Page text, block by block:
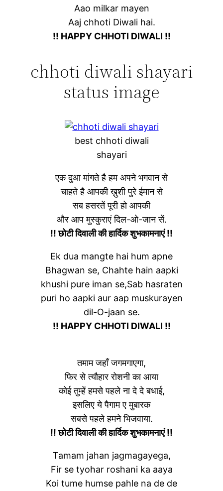
Aao milkar mayen
Aaj chhoti Diwali hai.
!! HAPPY CHHOTI DIWALI !!
chhoti diwali shayari
status image
best chhoti diwali
shayari
एक दुआ मांगते है हम अपने भगवान से
चाहते है आपकी ख़ुशी पुरे ईमान से
सब हसरतें पूरी हो आपकी
और आप मुस्कुराएं दिल-ओ-जान सें.
!! छोटी दिवाली की हार्दिक शुभकामनाएं !!
Ek dua mangte hai hum apne
Bhagwan se, Chahte hain aapki
khushi pure iman se,Sab hasraten
puri ho aapki aur aap muskurayen
dil-O-jaan se.
!! HAPPY CHHOTI DIWALI !!
तमाम जहाँ जगमगाएगा,
फिर से त्यौहार रोशनी का आया
कोई तुम्हें हमसे पहले ना दे दे बधाई,
इसलिए ये पैगाम ए मुबारक
सबसे पहले हमने भिजवाया.
!! छोटी दिवाली की हार्दिक शुभकामनाएं !!
Tamam jahan jagmagayega,
Fir se tyohar roshani ka aaya
Koi tume humse pahle na de de